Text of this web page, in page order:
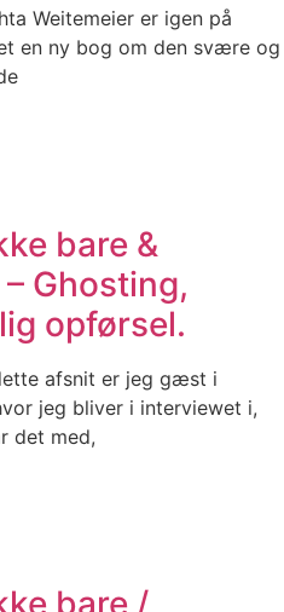
Weitemeier er igen på
en ny bog om den svære og
bare &
– Ghosting,
opførsel.
afsnit er jeg gæst i
jeg bliver i interviewet i,
det med,